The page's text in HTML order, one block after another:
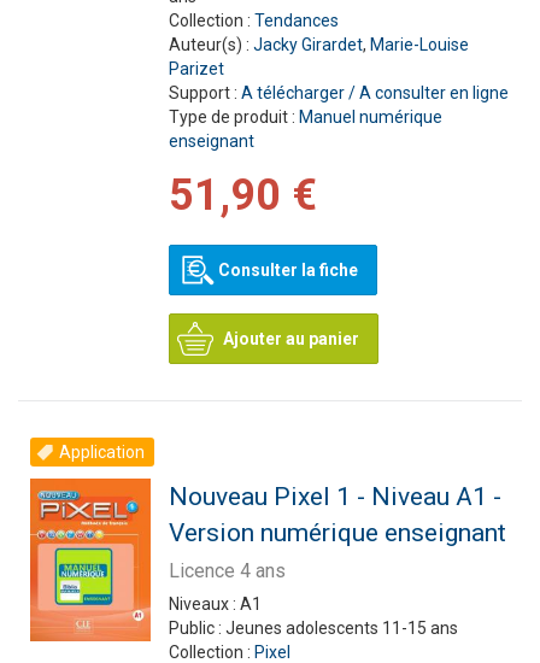
Collection : Tendances
Auteur(s) : Jacky Girardet, Marie-Louise
Parizet
Support : A télécharger / A consulter en ligne
Type de produit : Manuel numérique
enseignant
51,90 €
Consulter la fiche
Ajouter au panier
Application
Nouveau Pixel 1 - Niveau A1 -
Version numérique enseignant
Licence 4 ans
Niveaux : A1
Public : Jeunes adolescents 11-15 ans
Collection : Pixel